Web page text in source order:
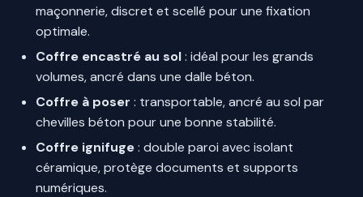
maçonnerie, discret et scellé pour une fixation
optimale.
Coffre encastré au sol: idéal pour les grands
volumes, ancré dans une dalle béton.
Coffre à poser : transportable, ancré au sol par
chevilles béton pour une bonne stabilité.
Coffre ignifuge: double paroi avec isolant
céramique, protège documents et supports
numériques.